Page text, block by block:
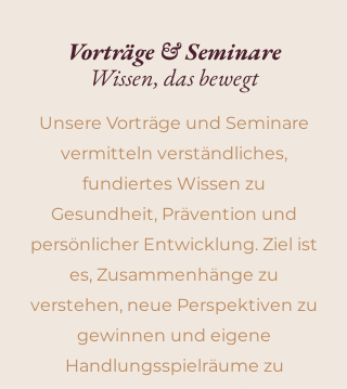
Vorträge & Seminare
Wissen, das bewegt
Unsere Vorträge und Seminare
vermitteln verständliches,
fundiertes Wissen zu
Gesundheit, Prävention und
persönlicher Entwicklung. Ziel ist
es, Zusammenhänge zu
verstehen, neue Perspektiven zu
gewinnen und eigene
Handlungsspielräume zu